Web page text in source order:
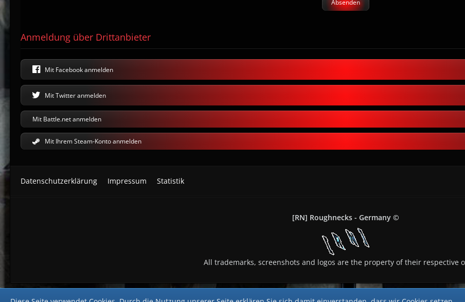
Anmeldung über Drittanbieter
Mit Facebook anmelden
Mit Twitter anmelden
Mit Battle.net anmelden
Mit Ihrem Steam-Konto anmelden
Datenschutzerklärung Impressum Statistik
[RN] Roughnecks - Germany ©
All trademarks, screenshots and logos are the property of their respective